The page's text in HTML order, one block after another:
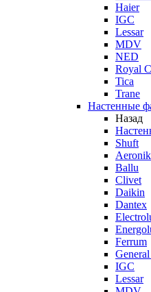
Haier
IGC
Lessar
MDV
NED
Royal
Tica
Trane
Настенные
Назад
Shuft
Aeronik
Ballu
Clivet
Daikin
Dantex
Ferrum
IGC
Lessar